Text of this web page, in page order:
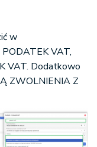
w
VAT,
VAT. Dodatkowo
ZWOLNIENIA Z